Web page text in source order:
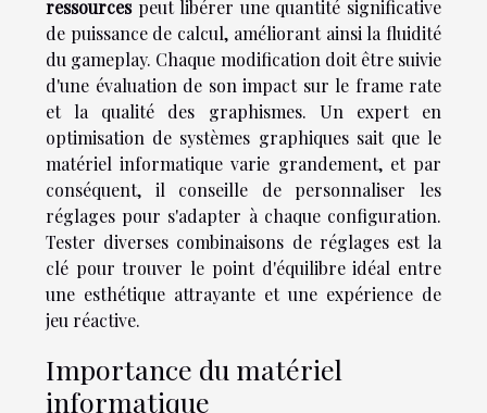
ressourcespeut libérer une quantité significative
de puissance de calcul, améliorant ainsi la fluidité
du gameplay. Chaque modification doit être suivie
d'une évaluation de son impact sur le frame rate
et la qualité des graphismes. Un expert en
optimisation de systèmes graphiques sait que le
matériel informatique varie grandement, et par
conséquent, il conseille de personnaliser les
réglages pour s'adapter à chaque configuration.
Tester diverses combinaisons de réglages est la
clé pour trouver le point d'équilibre idéal entre
une esthétique attrayante et une expérience de
jeu réactive.
Importance du matériel
informatique